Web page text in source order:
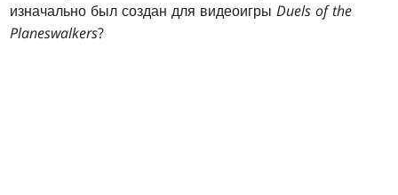
изначально был создан для видеоигрыDuels of the
Planeswalkers?